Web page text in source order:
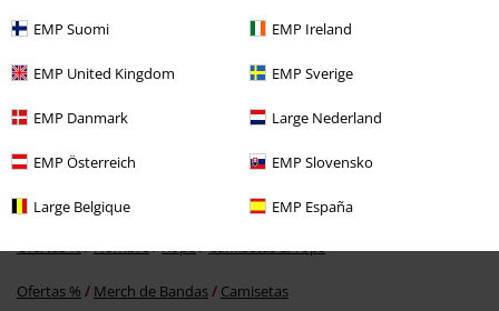
EMP Suomi EMP Ireland
EMP United Kingdom EMP Sverige
EMP Danmark Large Nederland
EMP Österreich EMP Slovensko
Large Belgique EMP España
16,99 €
Más categorías. Más opciones
Ropa Camisetas & Tops Camisetas
Ropa & accesorios Camisetas
Ofertas % Hombre Ropa Camisetas & Tops
Ofertas % Merch de Bandas Camisetas